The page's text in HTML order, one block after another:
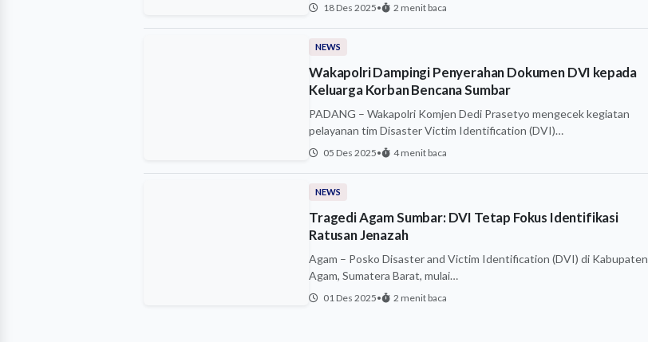
18 Des 2025• 2 menit baca
NEWS
Wakapolri Dampingi Penyerahan Dokumen DVI kepada
Keluarga Korban Bencana Sumbar
PADANG – Wakapolri Komjen Dedi Prasetyo mengecek kegiatan
pelayanan tim Disaster Victim Identification (DVI)…
05 Des 2025• 4 menit baca
NEWS
Tragedi Agam Sumbar: DVI Tetap Fokus Identifikasi
Ratusan Jenazah
Agam – Posko Disaster and Victim Identification (DVI) di Kabupaten
Agam, Sumatera Barat, mulai…
01 Des 2025• 2 menit baca